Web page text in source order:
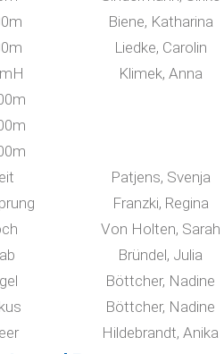
Biene, Katharina
Liedke, Carolin
Klimek, Anna
Patjens, Svenja
Franzki, Regina
Von Holten, Sarah
Bründel, Julia
Böttcher, Nadine
Böttcher, Nadine
Hildebrandt, Anika